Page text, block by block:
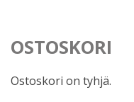
OSTOSKORI
Ostoskori on tyhjä.